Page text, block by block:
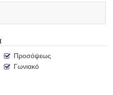
Προσόψεως
Γωνιακό